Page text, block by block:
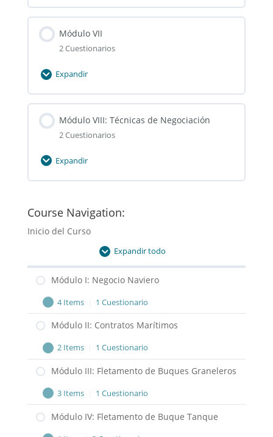
VI
Módulo VII
2 Cuestionarios
Expandir
Módulo
VII
Módulo VIII: Técnicas de Negociación
2 Cuestionarios
Expandir
Módulo
VIII:
de
Course Navigation:
Inicio del Curso
Expandir todo
Lecciones
Módulo I: Negocio Naviero
Expandir
Módulo
I:
Naviero
4 Items 1 Cuestionario
Módulo II: Contratos Marítimos
Expandir
Módulo
II:
Marítimos
2 Items 1 Cuestionario
Módulo III: Fletamento de Buques Graneleros
Expandir
Módulo
III:
3 Items 1 Cuestionario
Módulo IV: Fletamento de Buque Tanque